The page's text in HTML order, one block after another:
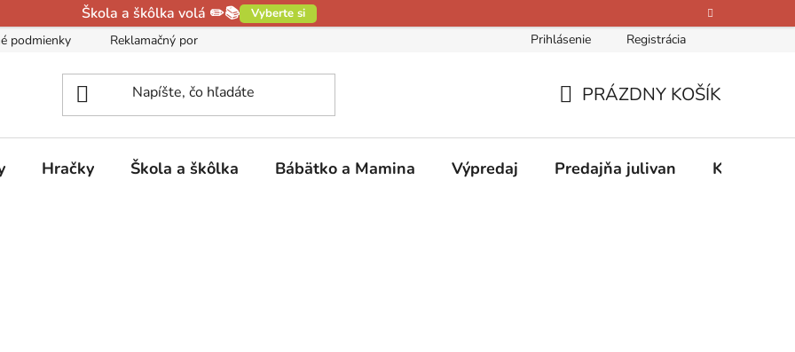
Škola a škôlka volá ✏️📚 Vyberte si
podmienky Reklamačný poriadok Kontakty O nás Hodnotenie obchodu
Prihlásenie Registrácia
KOŠÍK
PRÁZDNY KOŠÍK
Hračky Škola a škôlka Bábätko a Mamina Výpredaj Predajňa julivan Kontakty